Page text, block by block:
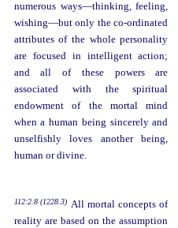
numerous ways—thinking, feeling,
wishing—but only the co-ordinated
attributes of the whole personality
are focused in intelligent action;
and all of these powers are
associated with the spiritual
endowment of the mortal mind
when a human being sincerely and
unselfishly loves another being,
human or divine.
112:2.8 (1228.3) All mortal concepts of
reality are based on the assumption